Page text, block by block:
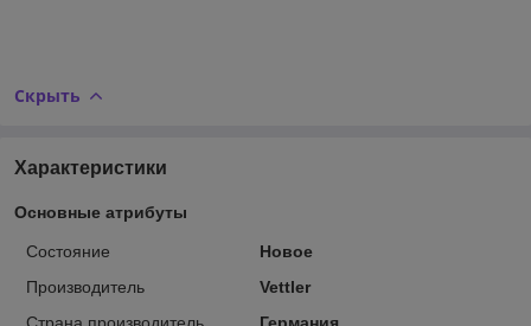
Скрыть
Характеристики
Основные атрибуты
Состояние
Новое
Производитель
Vettler
Страна производитель
Германия